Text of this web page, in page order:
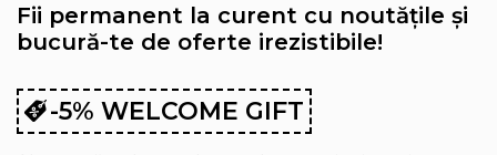
Fii permanent la curent cu noutățile și
bucură-te de oferte irezistibile!
-5% WELCOME GIFT